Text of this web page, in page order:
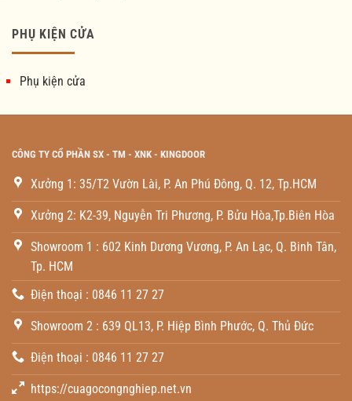
PHỤ KIỆN CỬA
Phụ kiện cửa
CÔNG TY CỔ PHẦN SX - TM - XNK - KINGDOOR
Xưởng 1: 35/T2 Vườn Lài, P. An Phú Đông, Q. 12, Tp.HCM
Xưởng 2: K2-39, Nguyễn Tri Phương, P. Bửu Hòa,Tp.Biên Hòa
Showroom 1 : 602 Kinh Dương Vương, P. An Lạc, Q. Binh Tân,
Tp. HCM
Điện thoại : 0846 11 27 27
Showroom 2 : 639 QL13, P. Hiệp Bình Phước, Q. Thủ Đức
Điện thoại : 0846 11 27 27
https://cuagocongnghiep.net.vn